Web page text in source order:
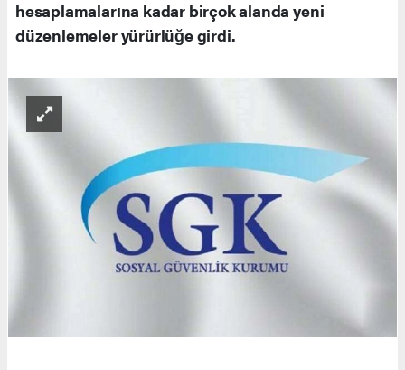
hesaplamalarına kadar birçok alanda yeni
düzenlemeler yürürlüğe girdi.